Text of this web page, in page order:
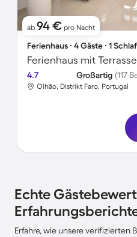
ab 94 € pro Nacht
Ferienhaus ∙ 4 Gäste ∙ 1
Ferienhaus mit Terrasse
4.7 Großartig (117
Olhão, Distrikt Faro, Portugal
Echte
Erfahre, wie unsere